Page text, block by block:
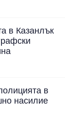
в Казанлък
в
насилие